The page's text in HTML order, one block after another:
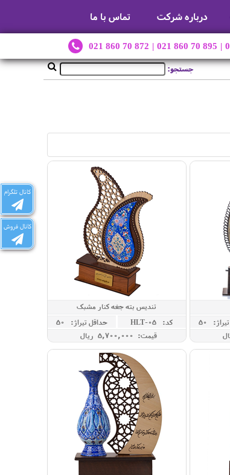
درباره شرکت تماس با ما
021 860 70 872 | 021 860 70 895 |
کانال تلگرام
کانال فروش
جستجو:
50
تندیس بته جغه کنار مشبک
کد: HLT-05
حداقل تيراژ: 50
قیمت: 5,700,000 ريال